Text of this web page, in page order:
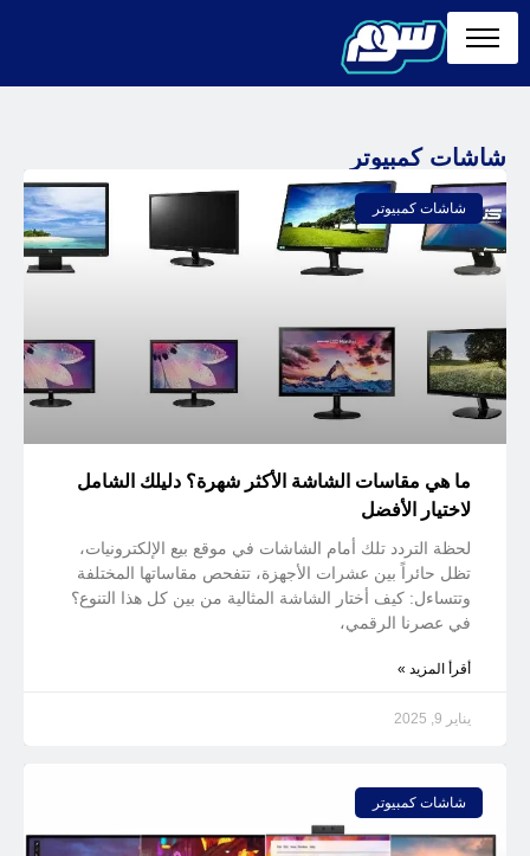
شاشات كمبيوتر
شاشات كمبيوتر
ما هي مقاسات الشاشة الأكثر شهرة؟ دليلك الشامل
لاختيار الأفضل
لحظة التردد تلك أمام الشاشات في موقع بيع الإلكترونيات،
تظل حائراً بين عشرات الأجهزة، تتفحص مقاساتها المختلفة
وتتساءل: كيف أختار الشاشة المثالية من بين كل هذا التنوع؟
في عصرنا الرقمي،
أقرأ المزيد »
يناير 9, 2025
شاشات كمبيوتر